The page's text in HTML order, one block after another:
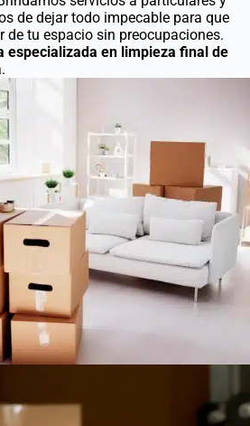
de dejar todo impecable para que
tu espacio sin preocupaciones.
especializada en limpieza final de